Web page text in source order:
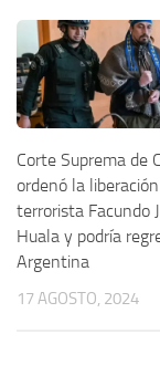
Corte Suprema de
ordenó la
terrorista Facundo
Huala y podría
Argentina
17 AGOSTO, 2024